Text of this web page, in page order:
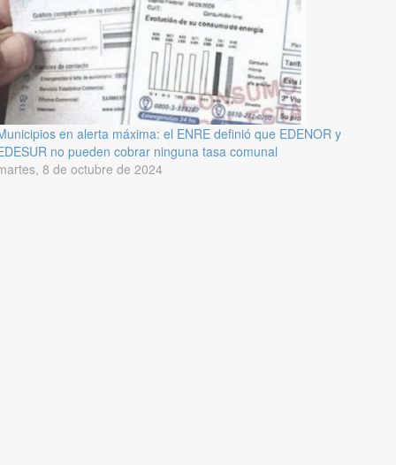
en alerta máxima: el ENRE definió que EDENOR y
no pueden cobrar ninguna tasa comunal
8 de octubre de 2024